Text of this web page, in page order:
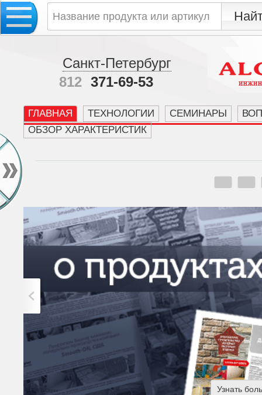
Санкт-Петербург
812 371-69-53
ГЛАВНАЯ ТЕХНОЛОГИИ СЕМИНАРЫ
ОБЗОР ХАРАКТЕРИСТИК
Узнать